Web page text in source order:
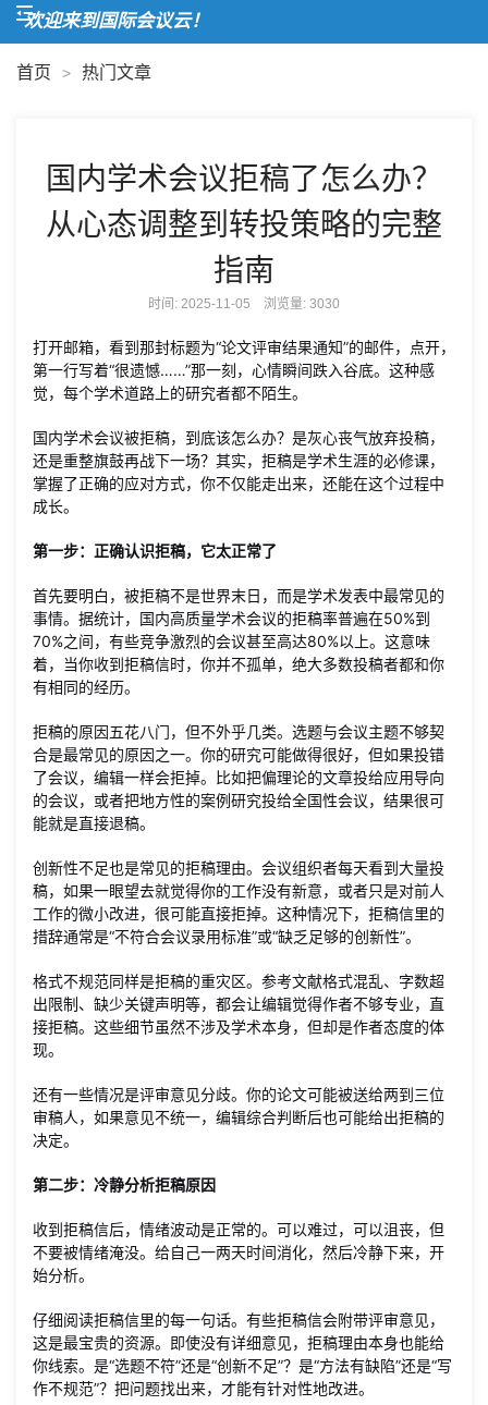
欢迎来到国际会议云！
首页 > 热门文章
国内学术会议拒稿了怎么办？
从心态调整到转投策略的完整
指南
时间: 2025-11-05 浏览量: 3030
打开邮箱，看到那封标题为“论文评审结果通知”的邮件，点开，
第一行写着“很遗憾……”那一刻，心情瞬间跌入谷底。这种感
觉，每个学术道路上的研究者都不陌生。
国内学术会议被拒稿，到底该怎么办？是灰心丧气放弃投稿，
还是重整旗鼓再战下一场？其实，拒稿是学术生涯的必修课，
掌握了正确的应对方式，你不仅能走出来，还能在这个过程中
成长。
第一步：正确认识拒稿，它太正常了
首先要明白，被拒稿不是世界末日，而是学术发表中最常见的
事情。据统计，国内高质量学术会议的拒稿率普遍在50%到
70%之间，有些竞争激烈的会议甚至高达80%以上。这意味
着，当你收到拒稿信时，你并不孤单，绝大多数投稿者都和你
有相同的经历。
拒稿的原因五花八门，但不外乎几类。选题与会议主题不够契
合是最常见的原因之一。你的研究可能做得很好，但如果投错
了会议，编辑一样会拒掉。比如把偏理论的文章投给应用导向
的会议，或者把地方性的案例研究投给全国性会议，结果很可
能就是直接退稿。
创新性不足也是常见的拒稿理由。会议组织者每天看到大量投
稿，如果一眼望去就觉得你的工作没有新意，或者只是对前人
工作的微小改进，很可能直接拒掉。这种情况下，拒稿信里的
措辞通常是“不符合会议录用标准”或“缺乏足够的创新性”。
格式不规范同样是拒稿的重灾区。参考文献格式混乱、字数超
出限制、缺少关键声明等，都会让编辑觉得作者不够专业，直
接拒稿。这些细节虽然不涉及学术本身，但却是作者态度的体
现。
还有一些情况是评审意见分歧。你的论文可能被送给两到三位
审稿人，如果意见不统一，编辑综合判断后也可能给出拒稿的
决定。
第二步：冷静分析拒稿原因
收到拒稿信后，情绪波动是正常的。可以难过，可以沮丧，但
不要被情绪淹没。给自己一两天时间消化，然后冷静下来，开
始分析。
仔细阅读拒稿信里的每一句话。有些拒稿信会附带评审意见，
这是最宝贵的资源。即使没有详细意见，拒稿理由本身也能给
你线索。是“选题不符”还是“创新不足”？是“方法有缺陷”还是“写
作不规范”？把问题找出来，才能有针对性地改进。